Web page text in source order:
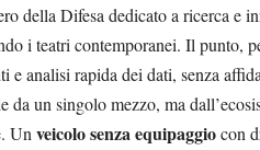
della Difesa dedicato a ricerca e
i teatri contemporanei. Il punto,
e analisi rapida dei dati, senza
da un singolo mezzo, ma
Un veicolo senza equipaggiocon